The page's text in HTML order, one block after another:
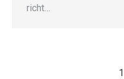
richt…
1